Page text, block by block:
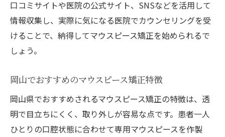
口コミサイトや医院の公式サイト、SNSなどを活用して
情報収集し、実際に気になる医院でカウンセリングを受
けることで、納得してマウスピース矯正を始められるで
しょう。
岡山でおすすめのマウスピース矯正特徴
岡山県でおすすめされるマウスピース矯正の特徴は、透
明で目立ちにくく、取り外しが容易な点です。患者一人
ひとりの口腔状態に合わせて専用マウスピースを作製